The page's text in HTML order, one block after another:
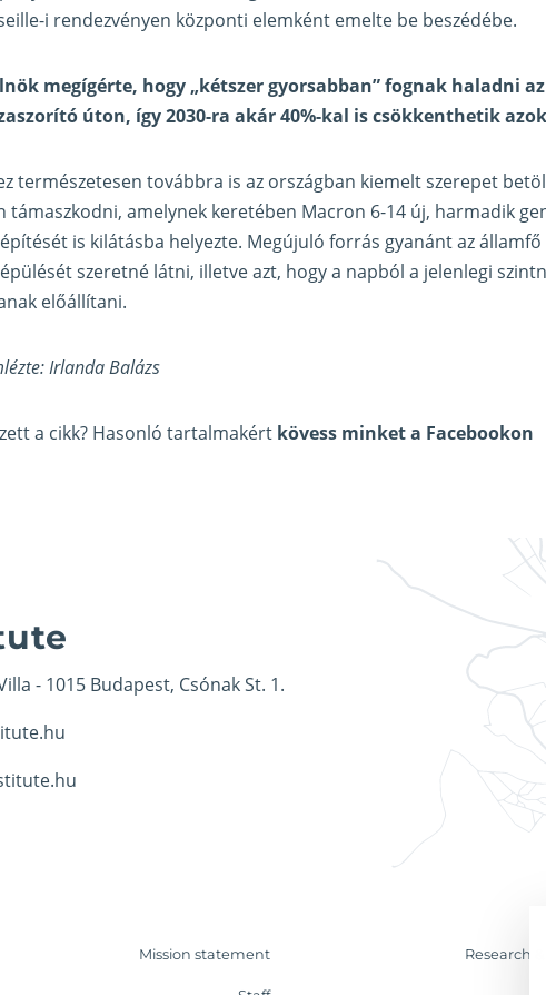
i rendezvényen központi elemként emelte be beszédébe.
megígérte, hogy „kétszer gyorsabban” fognak haladni
úton, így 2030-ra akár 40%-kal is csökkenthetik
természetesen továbbra is az országban kiemelt szerepet
támaszkodni, amelynek keretében Macron 6-14 új, harmadik
is kilátásba helyezte. Megújuló forrás gyanánt az államfő
szeretné látni, illetve azt, hogy a napból a jelenlegi
előállítani.
Irlanda Balázs
a cikk? Hasonló tartalmakért kövess minket a Facebookon
- 1015 Budapest, Csónak St. 1.
Mission statement Research &